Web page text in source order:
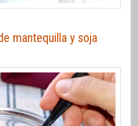
mantequilla y soja